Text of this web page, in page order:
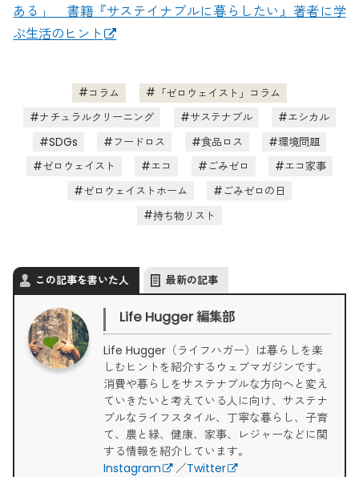
ある」 書籍『サステイナブルに暮らしたい』著者に学
ぶ生活のヒント
コラム
「ゼロウェイスト」コラム
ナチュラルクリーニング
サステナブル
エシカル
SDGs
フードロス 食品ロス
環境問題
ゼロウェイスト
エコ ごみゼロ
エコ家事
ゼロウェイストホーム
ごみゼロの日
持ち物リスト
この記事を書いた人 最新の記事
Life Hugger 編集部
Life Hugger（ライフハガー）は暮らしを楽
しむヒントを紹介するウェブマガジンです。
消費や暮らしをサステナブルな方向へと変え
ていきたいと考えている人に向け、サステナ
ブルなライフスタイル、丁寧な暮らし、子育
て、農と緑、健康、家事、レジャーなどに関
する情報を紹介しています。
Instagram
／Twitter